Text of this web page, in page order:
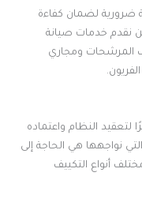
ضرورية لضمان كفاءة
نقدم خدمات صيانة
المرشحات ومجاري
لتعقيد النظام واعتماده
نواجهها هي الحاجة إلى
أنواع التكييف